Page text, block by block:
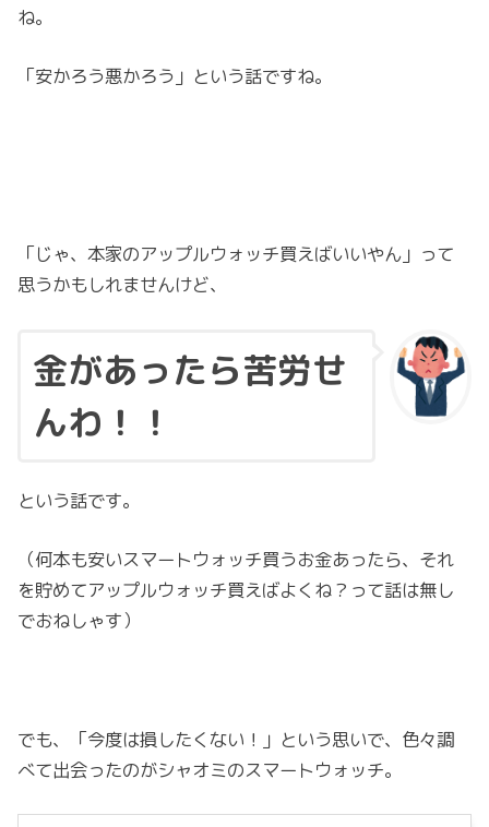
ね。
「安かろう悪かろう」という話ですね。
「じゃ、本家のアップルウォッチ買えばいいやん」って
思うかもしれませんけど、
金があったら苦労せ
んわ！！
という話です。
（何本も安いスマートウォッチ買うお金あったら、それ
を貯めてアップルウォッチ買えばよくね？って話は無し
でおねしゃす）
でも、「今度は損したくない！」という思いで、色々調
べて出会ったのがシャオミのスマートウォッチ。